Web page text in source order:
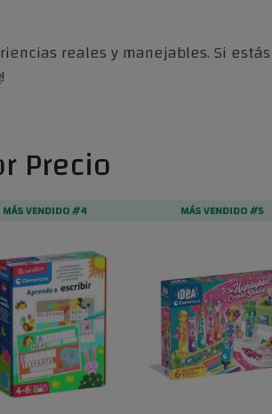
reales y manejables. Si estás
!
Precio
MÁS VENDIDO #4 MÁS VENDIDO #5